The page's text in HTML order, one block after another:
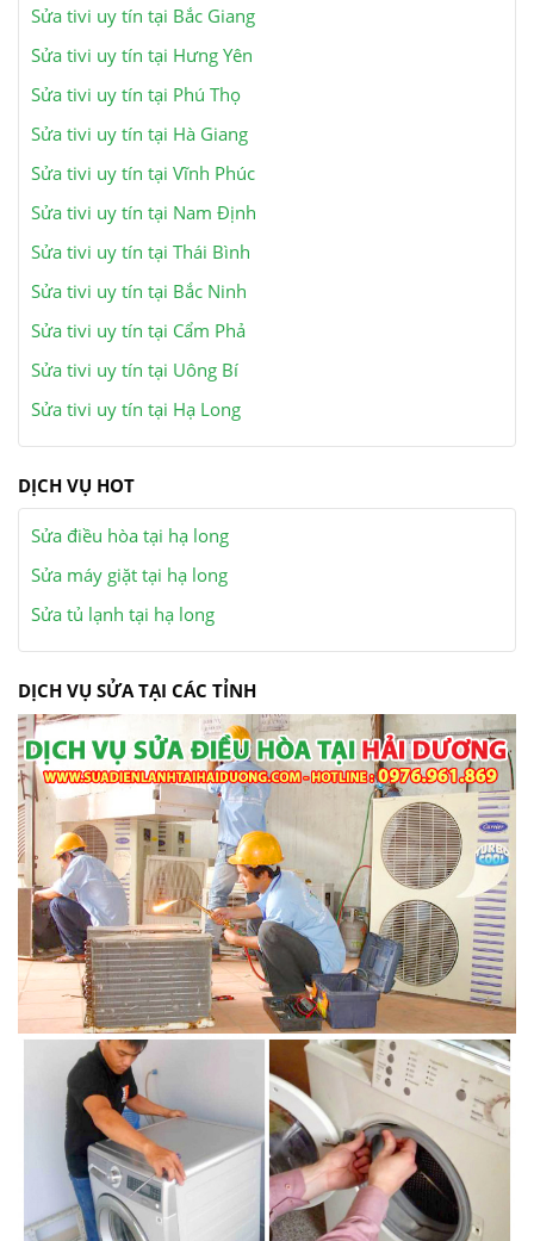
Sửa tivi uy tín tại Bắc Giang
Sửa tivi uy tín tại Hưng Yên
Sửa tivi uy tín tại Phú Thọ
Sửa tivi uy tín tại Hà Giang
Sửa tivi uy tín tại Vĩnh Phúc
Sửa tivi uy tín tại Nam Định
Sửa tivi uy tín tại Thái Bình
Sửa tivi uy tín tại Bắc Ninh
Sửa tivi uy tín tại Cẩm Phả
Sửa tivi uy tín tại Uông Bí
Sửa tivi uy tín tại Hạ Long
DỊCH VỤ HOT
Sửa điều hòa tại hạ long
Sửa máy giặt tại hạ long
Sửa tủ lạnh tại hạ long
DỊCH VỤ SỬA TẠI CÁC TỈNH